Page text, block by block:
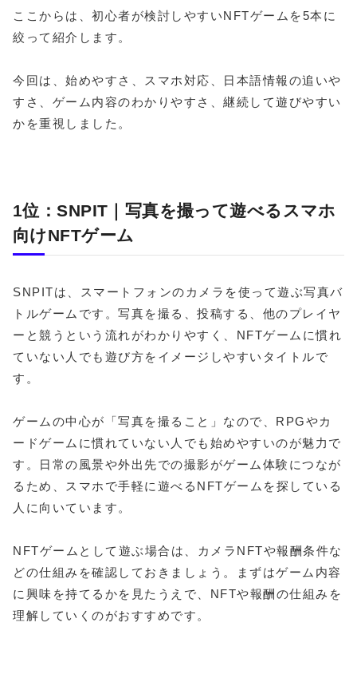
ここからは、初心者が検討しやすいNFTゲームを5本に
絞って紹介します。
今回は、始めやすさ、スマホ対応、日本語情報の追いや
すさ、ゲーム内容のわかりやすさ、継続して遊びやすい
かを重視しました。
1位：SNPIT｜写真を撮って遊べるスマホ
向けNFTゲーム
SNPITは、スマートフォンのカメラを使って遊ぶ写真バ
トルゲームです。写真を撮る、投稿する、他のプレイヤ
ーと競うという流れがわかりやすく、NFTゲームに慣れ
ていない人でも遊び方をイメージしやすいタイトルで
す。
ゲームの中心が「写真を撮ること」なので、RPGやカ
ードゲームに慣れていない人でも始めやすいのが魅力で
す。日常の風景や外出先での撮影がゲーム体験につなが
るため、スマホで手軽に遊べるNFTゲームを探している
人に向いています。
NFTゲームとして遊ぶ場合は、カメラNFTや報酬条件な
どの仕組みを確認しておきましょう。まずはゲーム内容
に興味を持てるかを見たうえで、NFTや報酬の仕組みを
理解していくのがおすすめです。